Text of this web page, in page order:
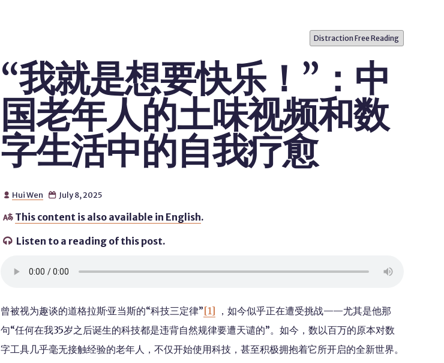
Distraction Free Reading
“我就是想要快乐！”：中
国老年人的土味视频和数
字生活中的自我疗愈
 Hui Wen  July 8, 2025
 This content is also available in English.
 Listen to a reading of this post.
曾被视为趣谈的道格拉斯·亚当斯的“科技三定律”[1] ，如今似乎正在遭受挑战——尤其是他那
句“任何在我35岁之后诞生的科技都是违背自然规律要遭天谴的”。如今，数以百万的原本对数
字工具几乎毫无接触经验的老年人，不仅开始使用科技，甚至积极拥抱着它所开启的全新世界。